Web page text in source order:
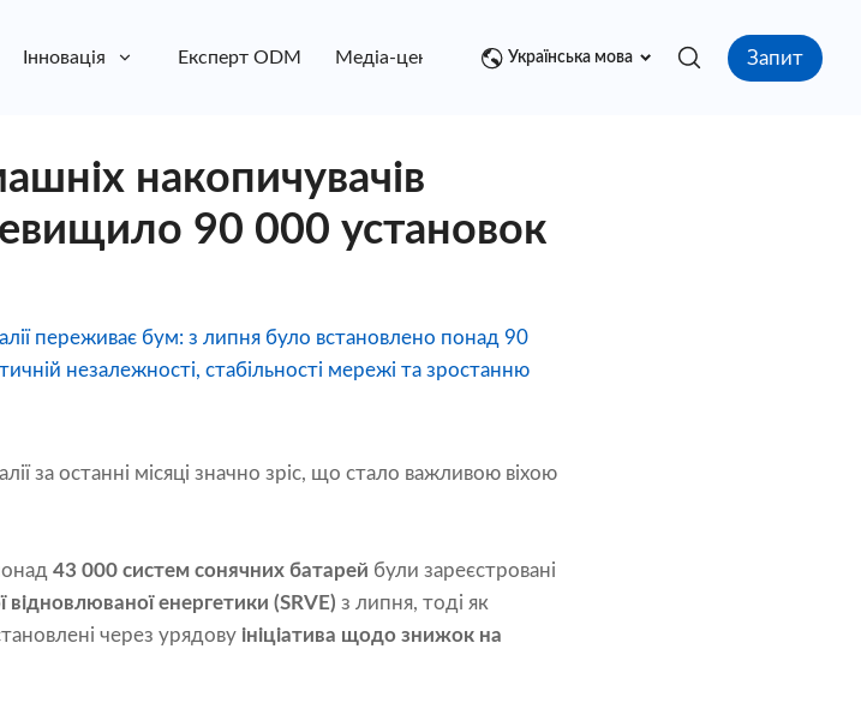
Інновація Експерт ODM Медіа-центр контакт
Українська мова Запит
накопичувачів
90 000 установок
переживає бум: з липня було встановлено понад 90
незалежності, стабільності мережі та зростанню
за останні місяці значно зріс, що стало важливою віхою
43 000 систем сонячних батарей були зареєстровані
енергетики (SRVE) з липня, тоді як
через урядову ініціатива щодо знижок на